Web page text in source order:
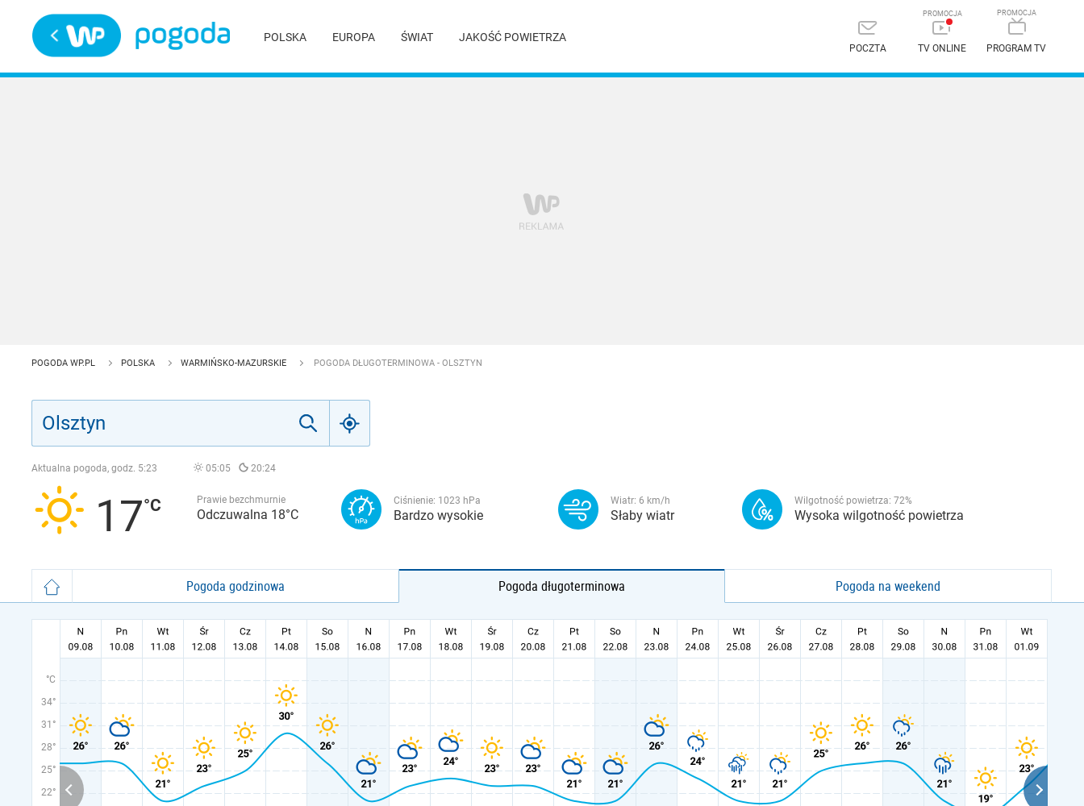
POLSKA EUROPA ŚWIAT JAKOŚĆ POWIETRZA
POCZTA TV ONLINE PROGRAM TV
POGODA WP.PL POLSKA WARMIŃSKO-MAZURSKIE POGODA DŁUGOTERMINOWA - OLSZTYN
Aktualna pogoda, godz. 5:23 05:05 20:24
17 Prawie bezchmurnie
Odczuwalna 18°C
Ciśnienie: 1023 hPa
Bardzo wysokie
Wiatr: 6 km/h
Słaby wiatr
Wilgotność powietrza: 72%
Wysoka wilgotność powietrza
Pogoda godzinowa Pogoda długoterminowa Pogoda na weekend
°C
34°
31°
28°
25°
22°